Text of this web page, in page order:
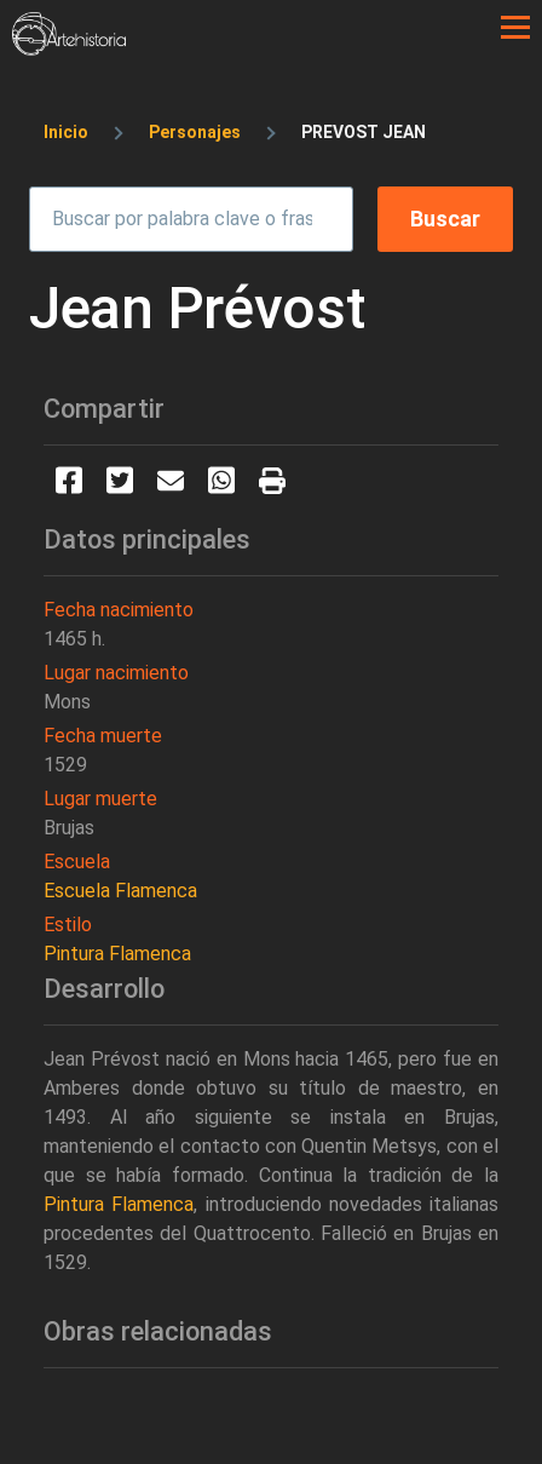
Pasar al contenido principal
Sobrescribir enlaces de ayuda a la
Inicio Personajes PREVOST JEAN
Jean Prévost
Compartir
Datos principales
Fecha nacimiento
1465 h.
Lugar nacimiento
Mons
Fecha muerte
1529
Lugar muerte
Brujas
Escuela
Escuela Flamenca
Estilo
Pintura Flamenca
Desarrollo
Jean Prévost nació en Mons hacia 1465, pero fue en
Amberes donde obtuvo su título de maestro, en
1493. Al año siguiente se instala en Brujas,
manteniendo el contacto con Quentin Metsys, con el
que se había formado. Continua la tradición de la
Pintura Flamenca, introduciendo novedades italianas
procedentes del Quattrocento. Falleció en Brujas en
1529.
Obras relacionadas